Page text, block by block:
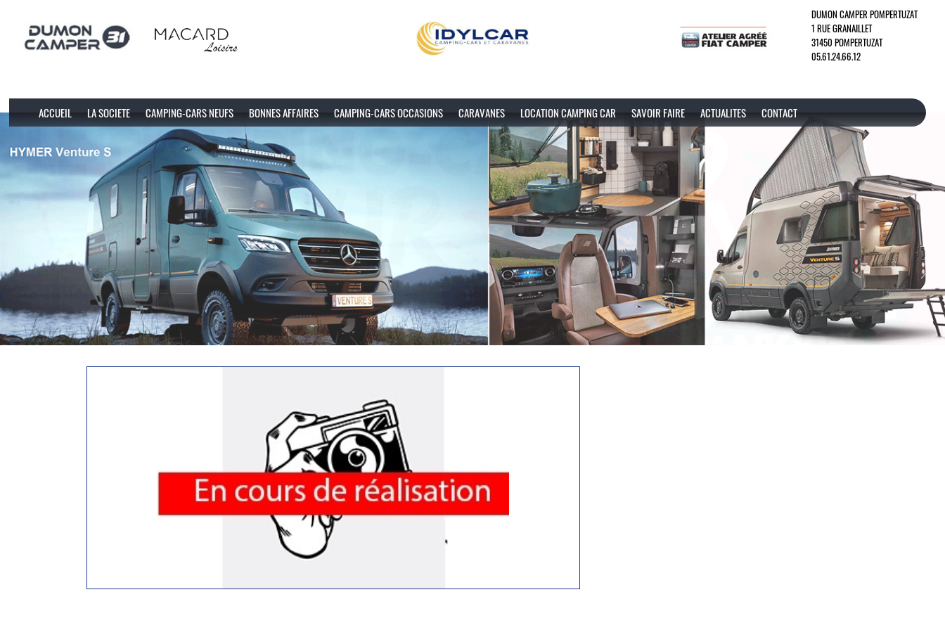
DUMON CAMPER POMPERTUZAT
1 RUE GRANAILLET
31450 POMPERTUZAT
05.61.24.66.12
ACCUEIL LA SOCIETE CAMPING-CARS NEUFS BONNES AFFAIRES CAMPING-CARS OCCASIONS CARAVANES LOCATION CAMPING CAR SAVOIR FAIRE ACTUALITES CONTACT